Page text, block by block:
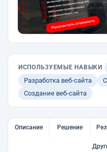
ИСПОЛЬЗУЕМЫЕ НАВЫКИ
Разработка веб-сайта
Создание веб-сайта
Описание Решение